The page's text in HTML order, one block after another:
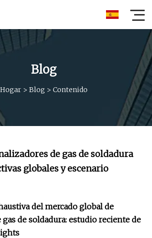
Blog
Hogar> Blog > Contenido
de gas de soldadura
globales y escenario
del mercado global de
gas de soldadura: estudio reciente de